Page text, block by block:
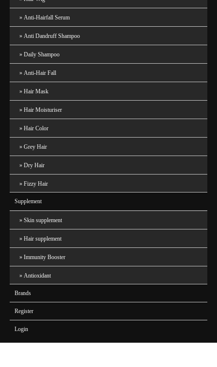
Anti-Hairfall Serum
Anti Dandruff Shampoo
Daily Shampoo
Anti-Hair Fall
Hair Mask
Hair Moisturiser
Hair Color
Grey Hair
Dry Hair
Fizzy Hair
Supplement
Skin supplement
Hair supplement
Immunity Booster
Antioxidant
Brands
Register
Login